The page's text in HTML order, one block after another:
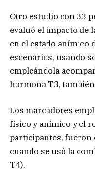
Otro estudio con 33
evaluó el impacto de
en el estado anímico
escenarios, usando
empleándola
hormona T3,
Los marcadores
físico y anímico y el
participantes, fueron
cuando se usó la
T4).